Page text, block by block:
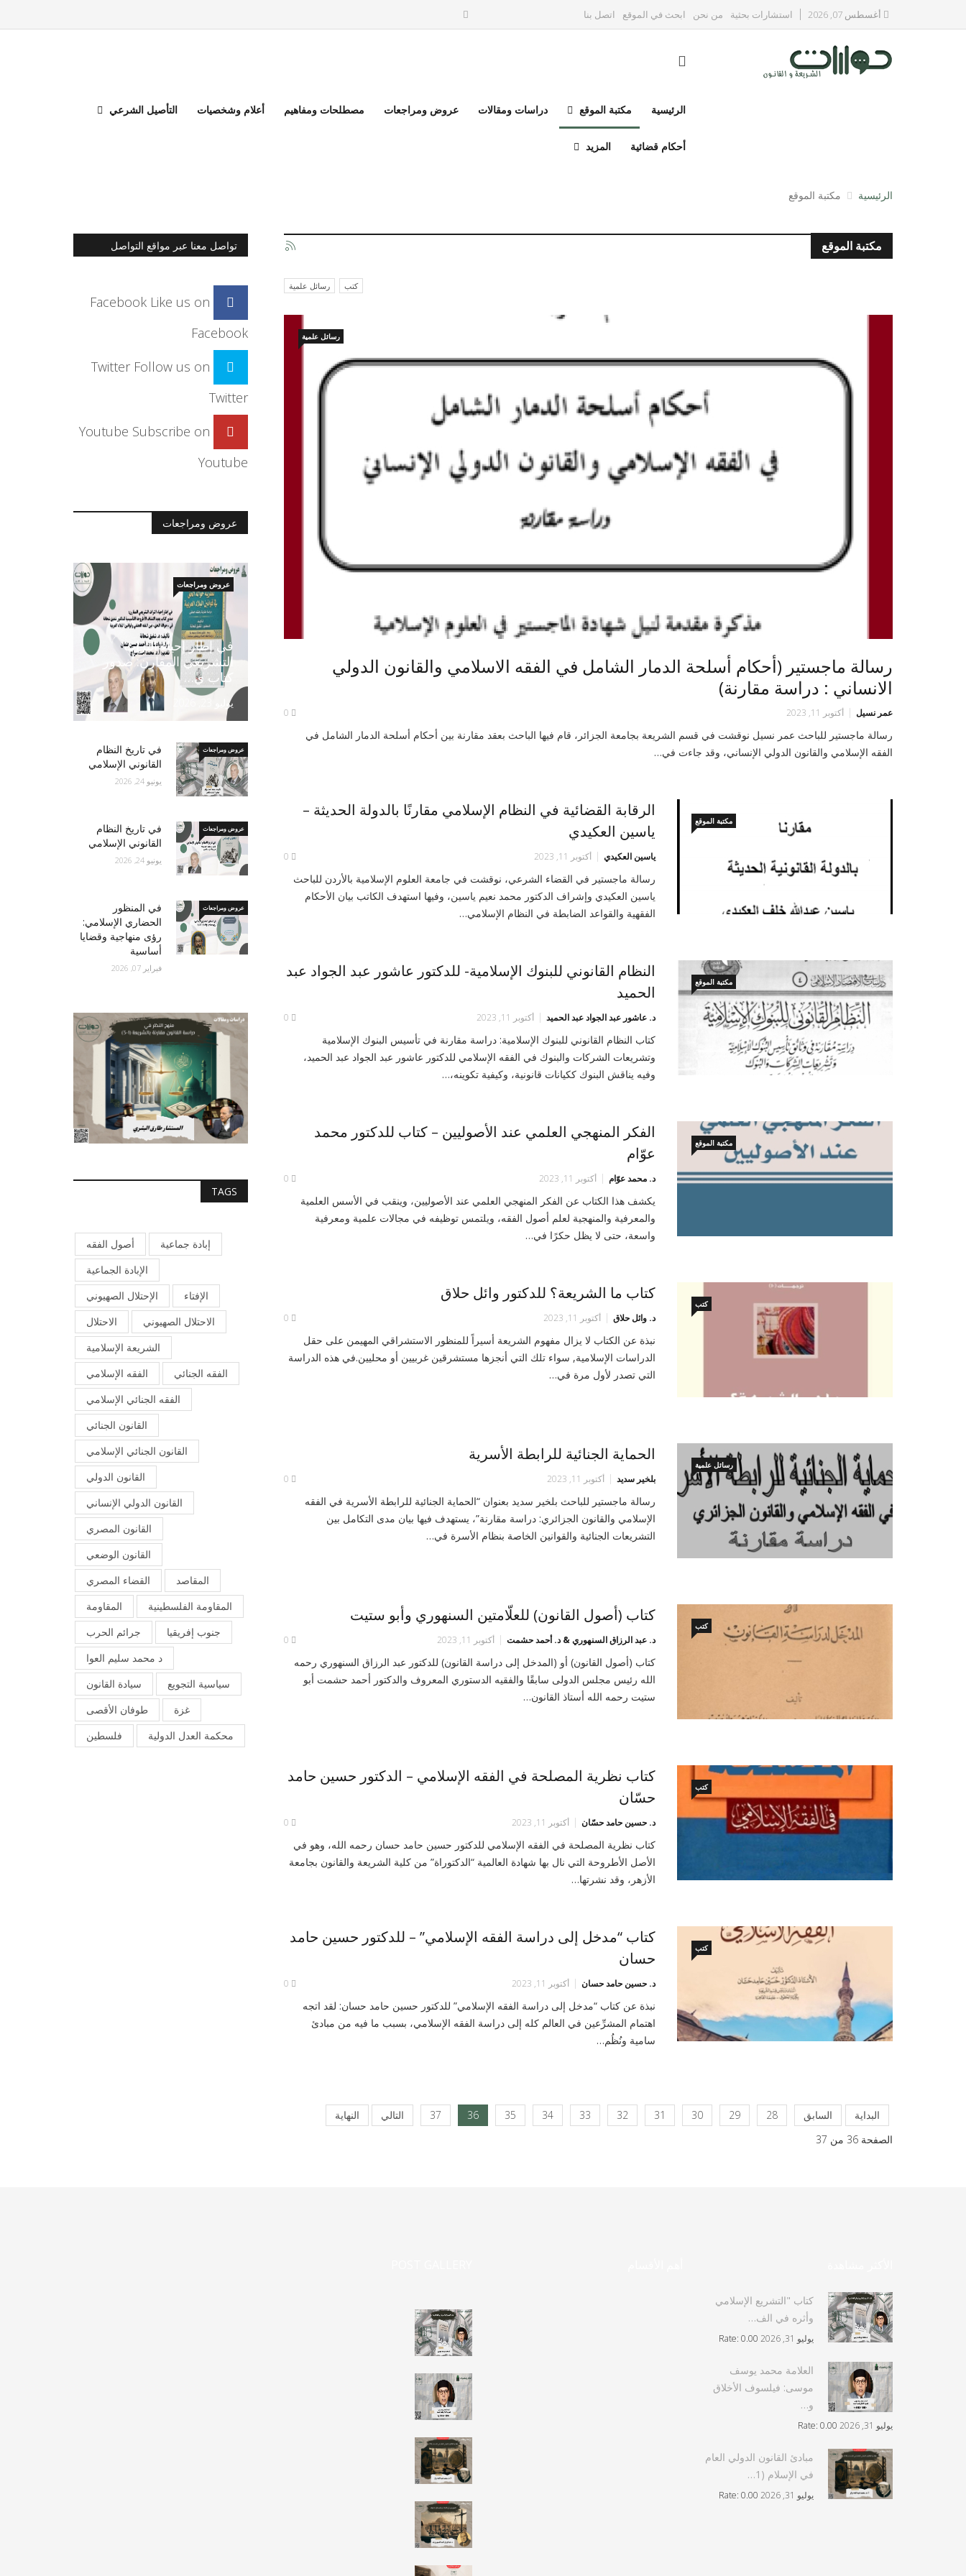
أغسطس 07, 2026 استشارات بحثية من نحن ابحث في الموقع اتصل بنا
الرئيسية مكتبة الموقع دراسات ومقالات عروض ومراجعات مصطلحات ومفاهيم أعلام وشخصيات التأصيل الشرعي
أحكام قضائية المزيد
الرئيسية مكتبة الموقع
مكتبة الموقع
رسائل علمية كتب
رسائل علمية
رسالة ماجستير (أحكام أسلحة الدمار الشامل في الفقه الاسلامي والقانون الدولي
الانساني : دراسة مقارنة)
عمر نسيل أكتوبر 11, 2023 0
رسالة ماجستير للباحث عمر نسيل نوقشت في قسم الشريعة بجامعة الجزائر، قام فيها الباحث بعقد مقارنة بين أحكام أسلحة الدمار الشامل في
الفقه الإسلامي والقانون الدولي الإنساني، وقد جاءت في…
مكتبة الموقع
الرقابة القضائية في النظام الإسلامي مقارنًا بالدولة الحديثة –
ياسين العكيدي
ياسين العكيدي أكتوبر 11, 2023 0
رسالة ماجستير في القضاء الشرعي، نوقشت في جامعة العلوم الإسلامية بالأردن للباحث
ياسين العكيدي وإشراف الدكتور محمد نعيم ياسين، وفيها استهدف الكاتب بيان الأحكام
الفقهية والقواعد الضابطة في النظام الإسلامي…
مكتبة الموقع
النظام القانوني للبنوك الإسلامية- للدكتور عاشور عبد الجواد عبد
الحميد
د. عاشور عبد الجواد عبد الحميد أكتوبر 11, 2023 0
كتاب النظام القانوني للبنوك الإسلامية: دراسة مقارنة في تأسيس البنوك الإسلامية
وتشريعات الشركات والبنوك في الفقه الإسلامي للدكتور عاشور عبد الجواد عبد الحميد،
وفيه يناقش البنوك ككيانات قانونية، وكيفية تكوينه،…
مكتبة الموقع
الفكر المنهجي العلمي عند الأصوليين – كتاب للدكتور محمد
عوّام
د. محمد عوّام أكتوبر 11, 2023 0
يكشف هذا الكتاب عن الفكر المنهجي العلمي عند الأصوليين، وينقب في الأسس العلمية
والمعرفية والمنهجية لعلم أصول الفقه، ويلتمس توظيفه في مجالات علمية ومعرفية
واسعة، حتى لا يظل حكرًا في…
كتب
كتاب ما الشريعة؟ للدكتور وائل حلاق
د. وائل حلاق أكتوبر 11, 2023 0
نبذة عن الكتاب لا يزال مفهوم الشريعة أسيراً للمنظور الاستشراقي المهيمن على حقل
الدراسات الإسلامية, سواء تلك التي أنجزها مستشرقين غربيين أو محليين.في هذه الدراسة
التي تصدر لأول مرة في…
رسائل علمية
الحماية الجنائية للرابطة الأسرية
بلخير سديد أكتوبر 11, 2023 0
رسالة ماجستير للباحث بلخير سديد بعنوان “الحماية الجنائية للرابطة الأسرية في الفقه
الإسلامي والقانون الجزائري: دراسة مقارنة”، يستهدف فيها بيان مدى التكامل بين
التشريعات الجنائية والقوانين الخاصة بنظام الأسرة في…
كتب
كتاب (أصول القانون) للعلّامتين السنهوري وأبو ستيت
د. عبد الرزاق السنهوري & د. أحمد حشمت أكتوبر 11, 2023 0
كتاب (أصول القانون) أو (المدخل إلى دراسة القانون) للدكتور عبد الرزاق السنهوري رحمه
الله رئيس مجلس الدولى سابقًا والفقيه الدستوري المعروف والدكتور أحمد حشمت أبو
ستيت رحمه الله أستاذ القانون…
كتب
كتاب نظرية المصلحة في الفقه الإسلامي – الدكتور حسين حامد
حسّان
د. حسين حامد حسّان أكتوبر 11, 2023 0
كتاب نظرية المصلحة في الفقه الإسلامي للدكتور حسين حامد حسان رحمه الله، وهو في
الأصل الأطروحة التي نال بها شهادة العالمية “الدكتوراة” من كلية الشريعة والقانون بجامعة
الأزهر، وقد نشرتها…
كتب
كتاب “مدخل إلى دراسة الفقه الإسلامي” – للدكتور حسين حامد
حسان
د. حسين حامد حسان أكتوبر 11, 2023 0
نبذة عن كتاب “مدخل إلى دراسة الفقه الإسلامي” للدكتور حسين حامد حسان: لقد اتجه
اهتمام المشرِّعين في العالم كله إلى دراسة الفقه الإسلامي، بسبب ما فيه من مبادئ
سامية ونُظُم…
البداية السابق 28
29
30
31
32
33
34
35
36
37 التالي
النهاية
الصفحة 36 من 37
تواصل معنا عبر مواقع التواصل
Facebook Like us on
Facebook
Twitter Follow us on
Twitter
Youtube Subscribe on
Youtube
عروض ومراجعات
في إطار إحياء التراث
التشريعي المقارن: صدور
كتاب ي…
يوليو 23, 2026
عروض ومراجعات
في تاريخ النظام
القانوني الإسلامي
عروض ومراجعات
يونيو 24, 2026
في تاريخ النظام
القانوني الإسلامي
عروض ومراجعات
يونيو 24, 2026
في المنظور
الحضاري الإسلامي:
رؤى منهاجية وقضايا
أساسية
عروض ومراجعات
فبراير 07, 2026
TAGS
أصول الفقه
إبادة جماعية
الإبادة الجماعية
الإحتلال الصهيوني
الإفتاء
الاحتلال
الاحتلال الصهيوني
الشريعة الإسلامية
الفقه الإسلامي
الفقه الجنائي
الفقه الجنائي الإسلامي
القانون الجنائي
القانون الجنائي الإسلامي
القانون الدولي
القانون الدولي الإنساني
القانون المصري
القانون الوضعي
القضاء المصري
المقاصد
المقاومة
المقاومة الفلسطينية
جرائم الحرب
جنوب إفريقيا
د محمد سليم العوا
سيادة القانون
سياسية التجويع
طوفان الأقصى
غزة
فلسطين
محكمة العدل الدولية
كتاب "التشريع الإسلامي
وأثره في الف…
يوليو 31, 2026 Rate: 0.00
العلامة محمد يوسف
موسى: فيلسوف الأخلاق
و…
يوليو 31, 2026 Rate: 0.00
مبادئ القانون الدولي العام
في الإسلام (1…
يوليو 31, 2026 Rate: 0.00